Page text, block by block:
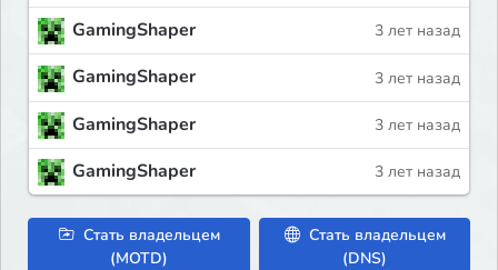
GamingShaper 3 лет назад
GamingShaper 3 лет назад
GamingShaper 3 лет назад
GamingShaper 3 лет назад
Стать владельцем
(MOTD)
Стать владельцем
(DNS)